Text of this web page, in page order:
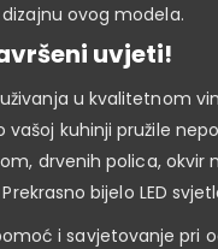
ovog modela.
uvjeti!
u kvalitetnom
kuhinji pružile
drvenih polica,
bijelo LED
i savjetovanje pri